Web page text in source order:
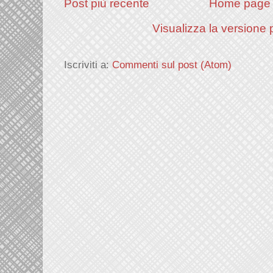
Post più recente
Home page
Visualizza la versione
Iscriviti a: Commenti sul post (Atom)